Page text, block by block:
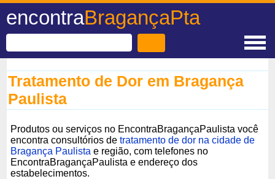
encontraBragançaPta
Tratamento de Dor em Bragança
Paulista
Produtos ou serviços no EncontraBragançaPaulista você
encontra consultórios detratamento de dor na cidade de
Bragança Paulista e região, com telefones no
EncontraBragançaPaulista e endereço dos
estabelecimentos.